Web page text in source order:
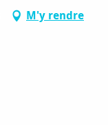
M'y rendre